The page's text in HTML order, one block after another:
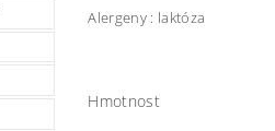
Alergeny : laktóza
Hmotnost